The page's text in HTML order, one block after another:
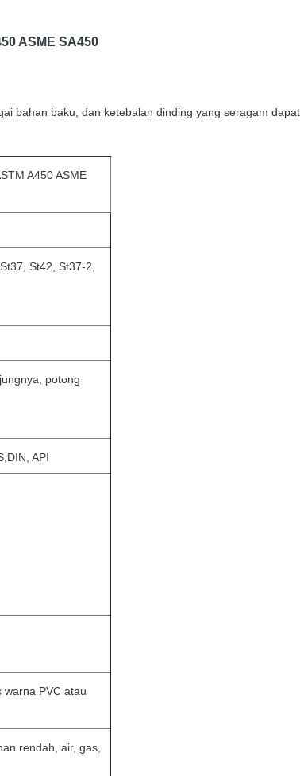
ASME SA450
bahan baku, dan ketebalan dinding yang seragam
A450 ASME
St42, St37-2,
potong
API
warna PVC atau
rendah, air, gas,